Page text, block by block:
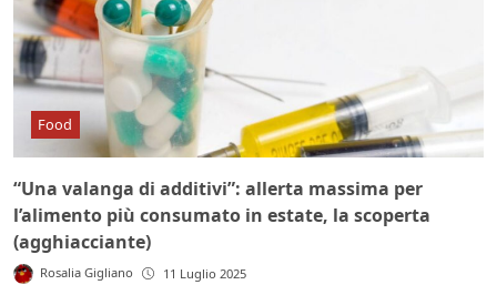
Food
“Una valanga di additivi”: allerta massima per
l’alimento più consumato in estate, la scoperta
(agghiacciante)
Rosalia Gigliano 11 Luglio 2025